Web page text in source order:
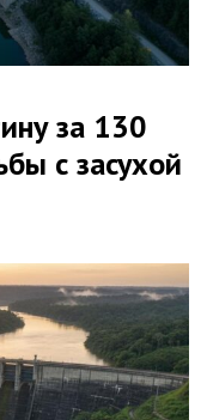
за 130
с засухой